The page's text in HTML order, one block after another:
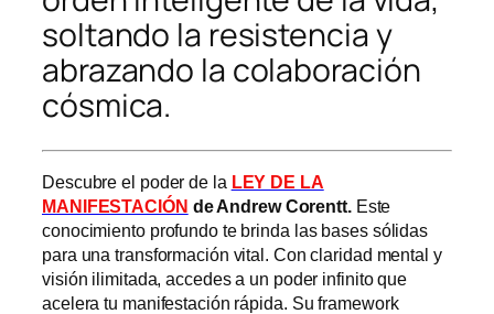
soltando la resistencia y
abrazando la colaboración
cósmica.
Descubre el poder de la LEY DE LA
MANIFESTACIÓN de Andrew Corentt.Este
conocimiento profundo te brinda las bases sólidas
para una transformación vital. Con claridad mental y
visión ilimitada, accedes a un poder infinito que
acelera tu manifestación rápida. Su framework